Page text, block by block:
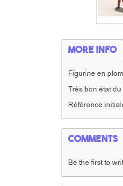
More info
Figurine en
Très bon état
Référence
Comments
Be the first to